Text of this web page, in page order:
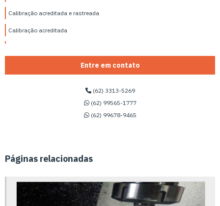
Calibração acreditada e rastreada
Calibração acreditada
Calibração de equipamentos hospitalares
Calibração de equipamentos de laboratório químico
Calibração de equipamentos de laboratório
Calibração de instrumentos industriais
Calibração de instrumentos inmetro
Entre em contato
(62) 3313-5269
(62) 99565-1777
(62) 99678-9465
Páginas relacionadas